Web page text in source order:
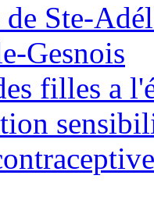
de Ste-
Gesnois
filles a